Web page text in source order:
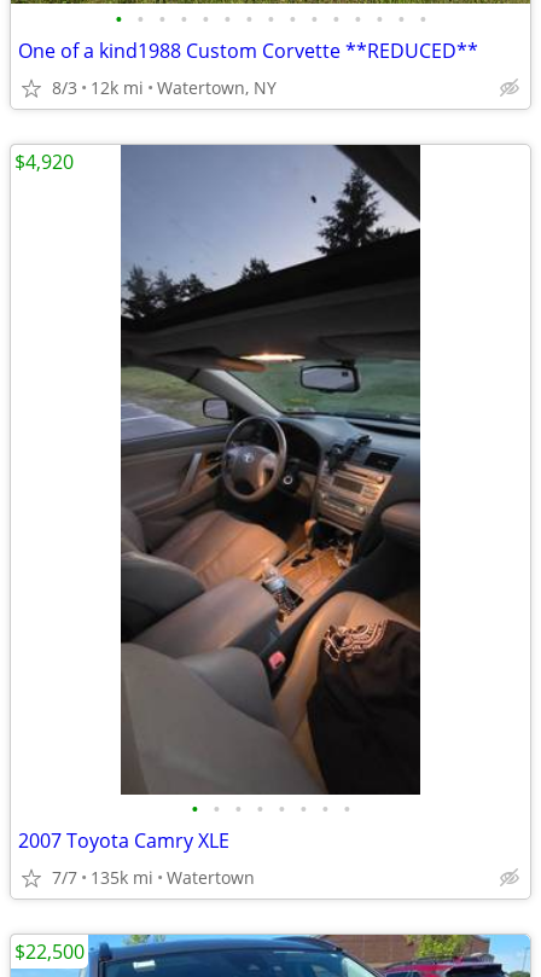
• • • • • • • • • • • • • • •
One of a kind1988 Custom Corvette **REDUCED**
8/3 12k mi Watertown, NY
• • • • • • • •
2007 Toyota Camry XLE
7/7 135k mi Watertown
$4,920
$22,500